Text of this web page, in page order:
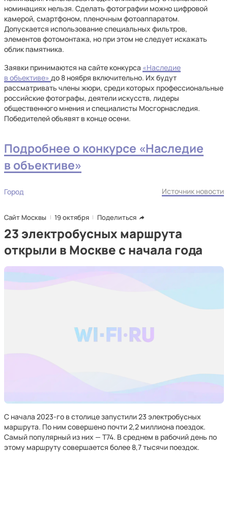
номинациях нельзя. Сделать фотографии можно цифровой
камерой, смартфоном, пленочным фотоаппаратом.
Допускается использование специальных фильтров,
элементов фотомонтажа, но при этом не следует искажать
облик памятника.
Заявки принимаются на сайте конкурса «Наследие
в объективе» до 8 ноября включительно. Их будут
рассматривать члены жюри, среди которых профессиональные
российские фотографы, деятели искусств, лидеры
общественного мнения и специалисты Мосгорнаследия.
Победителей объявят в конце осени.
Подробнее о конкурсе «Наследие
в объективе»
Город Источник новости
Сайт Москвы 19 октября Поделиться
23 электробусных маршрута
открыли в Москве с начала года
С начала 2023-го в столице запустили 23 электробусных
маршрута. По ним совершено почти 2,2 миллиона поездок.
Самый популярный из них — Т74. В среднем в рабочий день по
этому маршруту совершается более 8,7 тысячи поездок.